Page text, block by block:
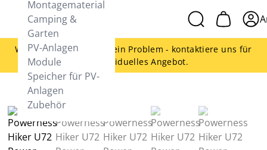
Montagematerial
Camping &
Garten
PV-Anlagen
Module
Speicher für PV-
Anlagen
Zubehör
Woanders günstiger - kein Problem - kontaktiere uns für
ein individuelles Angebot.